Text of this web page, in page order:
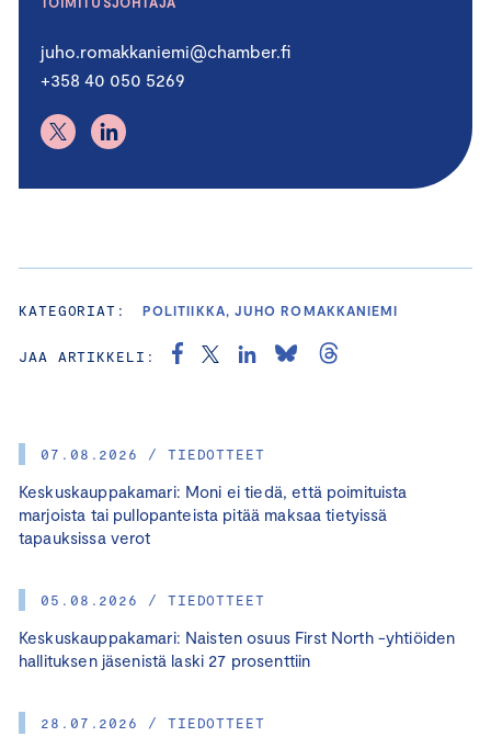
07.08.2026 / TIEDOTTEET
Keskuskauppakamari: Moni ei tiedä, että poimituista
marjoista tai pullopanteista pitää maksaa tietyissä
tapauksissa verot
05.08.2026 / TIEDOTTEET
Keskuskauppakamari: Naisten osuus First North -yhtiöiden
hallituksen jäsenistä laski 27 prosenttiin
28.07.2026 / TIEDOTTEET
juho.romakkaniemi@chamber.fi
+358 40 050 5269
KATEGORIAT: POLITIIKKA, JUHO ROMAKKANIEMI
JAA ARTIKKELI: